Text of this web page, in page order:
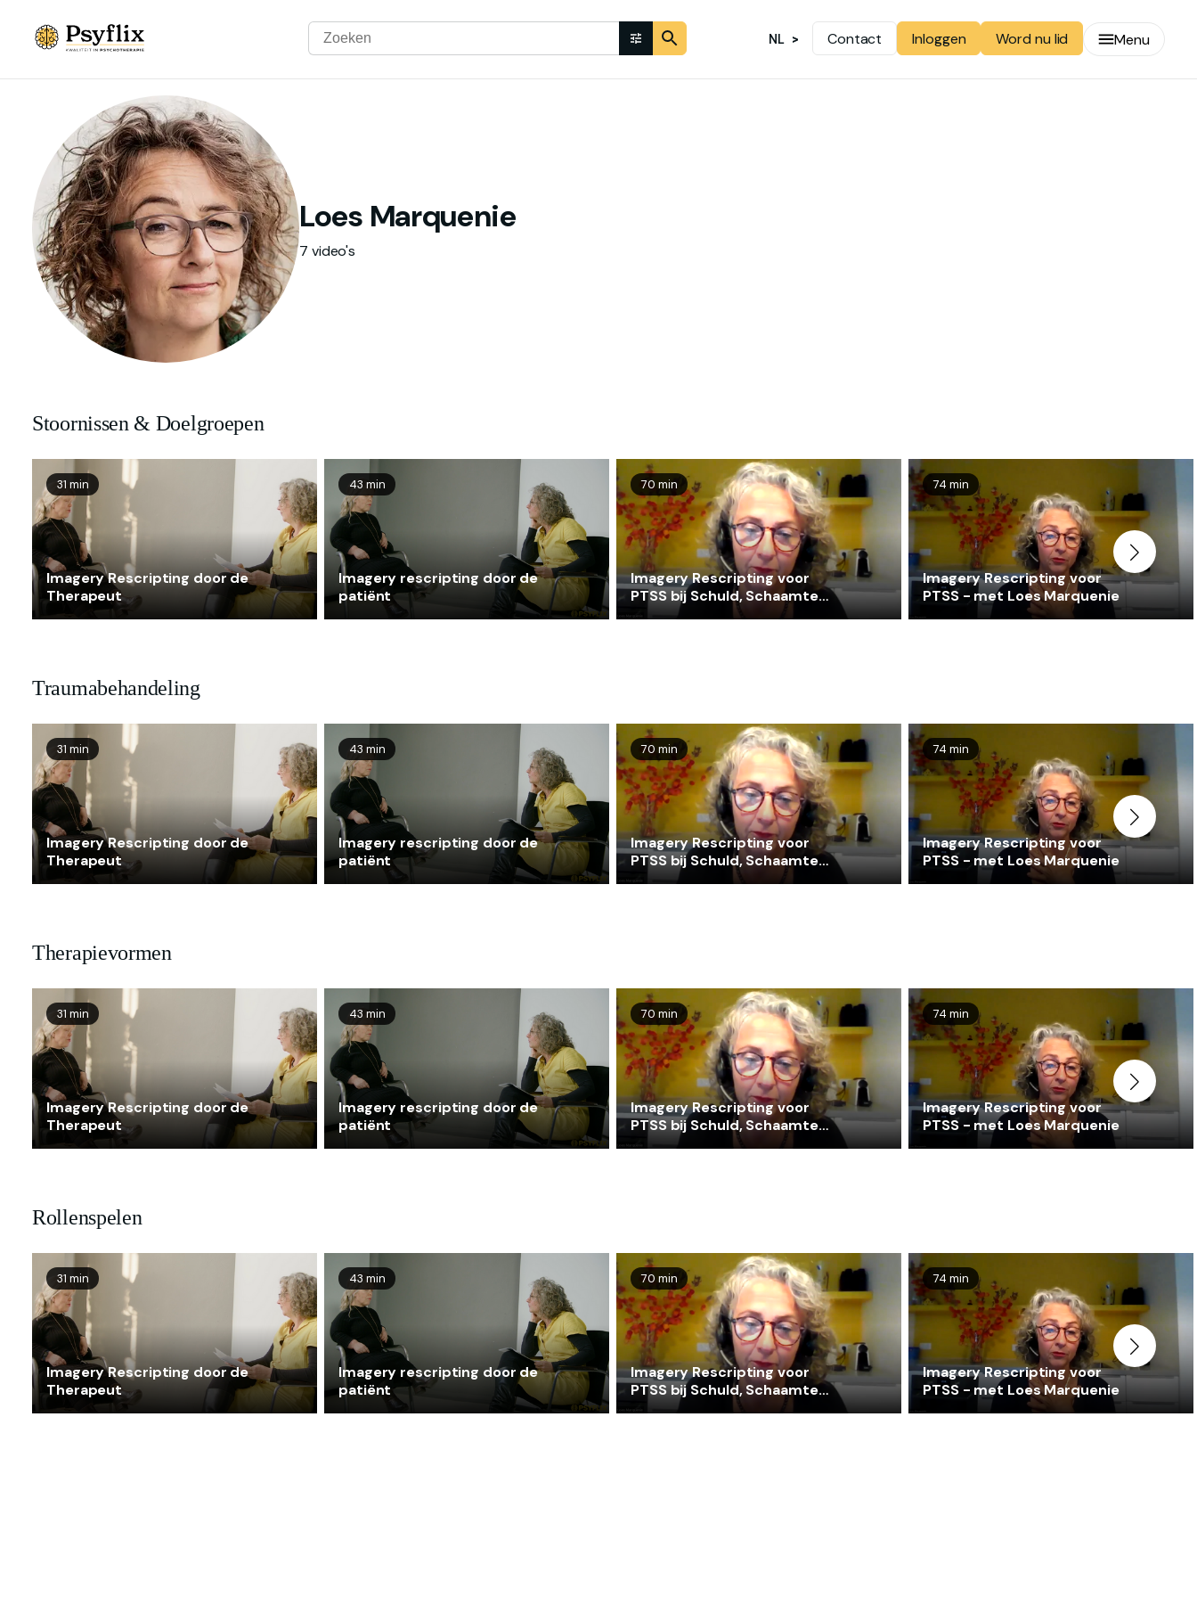
NL Contact Inloggen Word nu lid Menu
Loes Marquenie
7 video's
Stoornissen & Doelgroepen
31 min
Imagery Rescripting door de
Therapeut
43 min
Imagery rescripting door de
patiënt
70 min
Imagery Rescripting voor
PTSS bij Schuld, Schaamte
en Woede - met Loes
74 min
Imagery Rescripting voor
PTSS - met Loes Marquenie
Traumabehandeling
31 min
Imagery Rescripting door de
Therapeut
43 min
Imagery rescripting door de
patiënt
70 min
Imagery Rescripting voor
PTSS bij Schuld, Schaamte
en Woede - met Loes
74 min
Imagery Rescripting voor
PTSS - met Loes Marquenie
Therapievormen
31 min
Imagery Rescripting door de
Therapeut
43 min
Imagery rescripting door de
patiënt
70 min
Imagery Rescripting voor
PTSS bij Schuld, Schaamte
en Woede - met Loes
74 min
Imagery Rescripting voor
PTSS - met Loes Marquenie
Rollenspelen
31 min
Imagery Rescripting door de
Therapeut
43 min
Imagery rescripting door de
patiënt
70 min
Imagery Rescripting voor
PTSS bij Schuld, Schaamte
en Woede - met Loes
74 min
Imagery Rescripting voor
PTSS - met Loes Marquenie